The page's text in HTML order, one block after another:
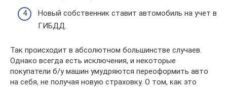
Новый собственник ставит автомобиль на учет в
ГИБДД.
Так происходит в абсолютном большинстве случаев.
Однако всегда есть исключения, и некоторые
покупатели б/у машин умудряются переоформить авто
на себя, не получая новую страховку. О том, как это